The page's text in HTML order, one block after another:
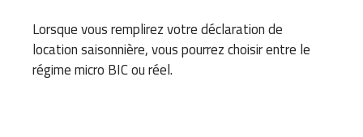
Lorsque vous remplirez votre déclaration de
location saisonnière, vous pourrez choisir entre le
régime micro BIC ou réel.